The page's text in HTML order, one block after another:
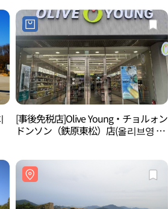
[事後免税店]Olive Young・チョルォン
ドンソン（鉄原東松）店(올리브영 철